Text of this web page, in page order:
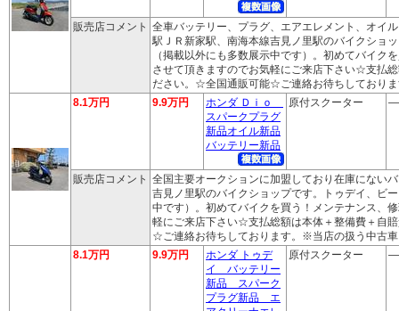
販売店コメント 全車バッテリー、プラグ、エアエレメント、オイ
駅ＪＲ新家駅、南海本線吉見ノ里駅のバイクショ
（掲載以外にも多数展示中です）。初めてバイク
させて頂きますのでお気軽にご来店下さい☆支払
ださい。☆全国通販可能☆ご連絡お待ちしており
8.1万円
9.9万円
ホンダ Ｄｉｏ
スパークプラグ
新品オイル新品
バッテリー新品
原付スクーター ―
販売店コメント 全国主要オークションに加盟しており在庫にない
吉見ノ里駅のバイクショップです。トゥデイ、ビ
中です）。初めてバイクを買う！メンテナンス、
軽にご来店下さい☆支払総額は本体＋整備費＋自
☆ご連絡お待ちしております。※当店の扱う中古
8.1万円
9.9万円
ホンダ トゥデ
イ バッテリー
新品 スパーク
プラグ新品 エ
原付スクーター ―